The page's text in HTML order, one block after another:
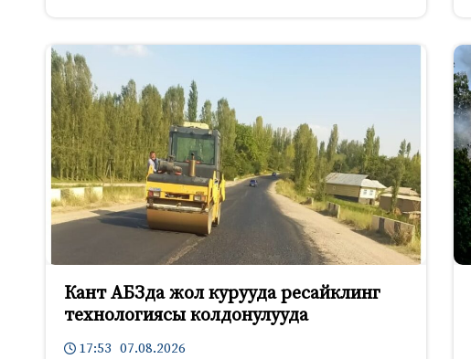
Кант АБЗда жол курууда ресайклинг
технологиясы колдонулууда
17:53 07.08.2026